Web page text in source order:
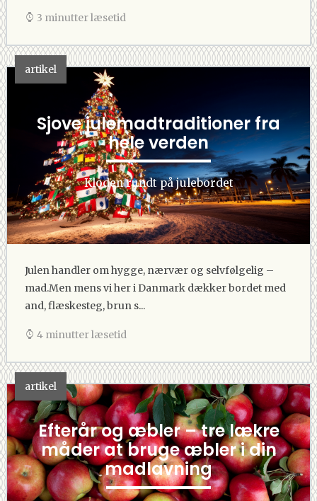
3 minutter læsetid
artikel
Sjove julemadtraditioner fra
hele verden
Kloden rundt på julebordet
Julen handler om hygge, nærvær og selvfølgelig –
mad.Men mens vi her i Danmark dækker bordet med
and, flæskesteg, brun s...
4 minutter læsetid
artikel
Efterår og æbler – tre lækre
måder at bruge æbler i din
madlavning